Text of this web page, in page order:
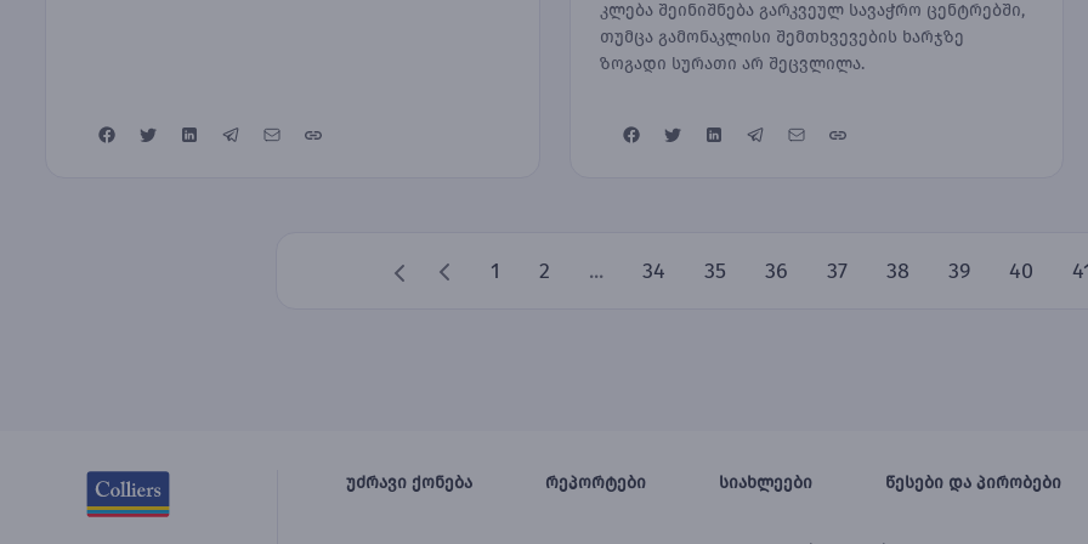
კლება შეინიშნება გარკვეულ სავაჭრო ცენტრებში,
თუმცა გამონაკლისი შემთხვევების ხარჯზე
ზოგადი სურათი არ შეცვლილა.
1 2 ... 34 35 36 37 38 39 40
უძრავი ქონება რეპორტები სიახლეები წესები და პირობები